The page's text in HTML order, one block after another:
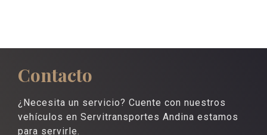
Contacto
¿Necesita un servicio? Cuente con nuestros
vehículos en Servitransportes Andina estamos
para servirle.